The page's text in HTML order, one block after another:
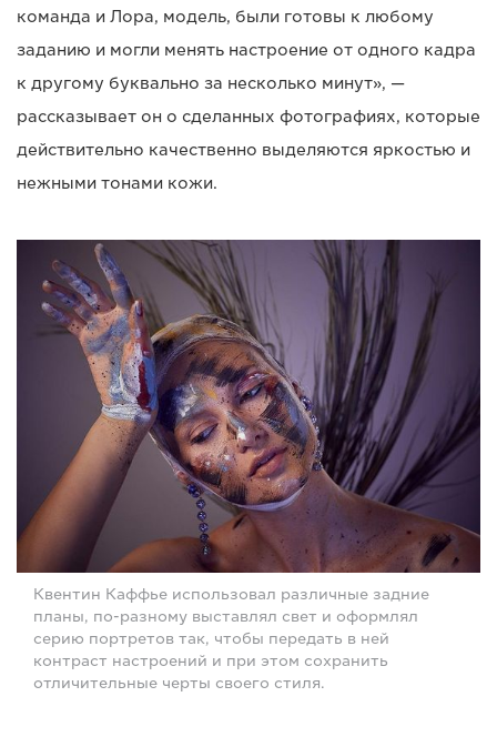
команда и Лора, модель, были готовы к любому
заданию и могли менять настроение от одного кадра
к другому буквально за несколько минут», —
рассказывает он о сделанных фотографиях, которые
действительно качественно выделяются яркостью и
нежными тонами кожи.
Квентин Каффье использовал различные задние
планы, по-разному выставлял свет и оформлял
серию портретов так, чтобы передать в ней
контраст настроений и при этом сохранить
отличительные черты своего стиля.